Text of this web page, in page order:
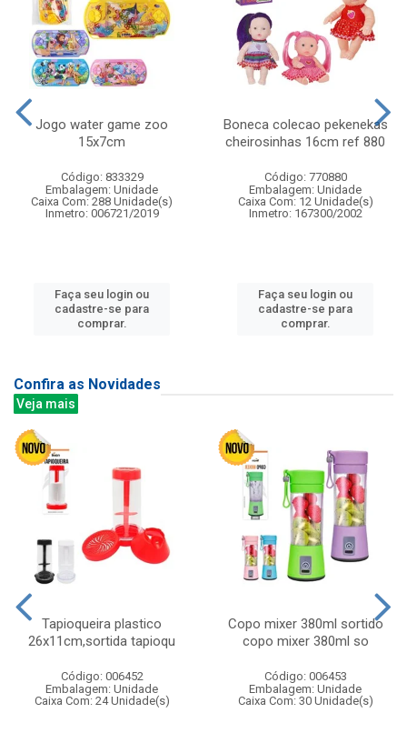
Jogo water game zoo
15x7cm
Código: 833329
Embalagem: Unidade
Caixa Com: 288 Unidade(s)
Inmetro: 006721/2019
Faça seu login ou
cadastre-se para
comprar.
Boneca colecao pekenekas
cheirosinhas 16cm ref 880
Código: 770880
Embalagem: Unidade
Caixa Com: 12 Unidade(s)
Inmetro: 167300/2002
Faça seu login ou
cadastre-se para
comprar.
Confira as Novidades
Veja mais
Tapioqueira plastico
26x11cm,sortida tapioqu
Código: 006452
Embalagem: Unidade
Caixa Com: 24 Unidade(s)
Copo mixer 380ml sortido
copo mixer 380ml so
Código: 006453
Embalagem: Unidade
Caixa Com: 30 Unidade(s)